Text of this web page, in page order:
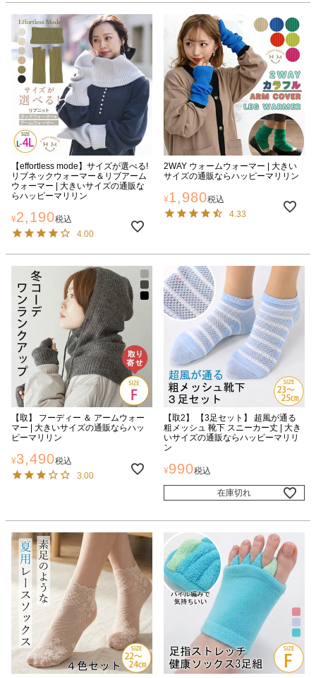
【effortless mode】サイズが選べる!
リブネックウォーマー＆リブアーム
ウォーマー | 大きいサイズの通販な
らハッピーマリリン
¥2,190税込
4.00
2WAY ウォームウォーマー | 大きい
サイズの通販ならハッピーマリリン
¥1,980税込
4.33
【取】 フーディー ＆ アームウォー
マー | 大きいサイズの通販ならハッ
ピーマリリン
¥3,490税込
3.00
【取2】 【3足セット】 超風が通る
粗メッシュ 靴下 スニーカー丈 | 大き
いサイズの通販ならハッピーマリリ
ン
¥990税込
在庫切れ